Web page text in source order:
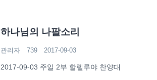
하나님의 나팔소리
관리자 739 2017-09-03
2017-09-03 주일 2부 할렐루야 찬양대